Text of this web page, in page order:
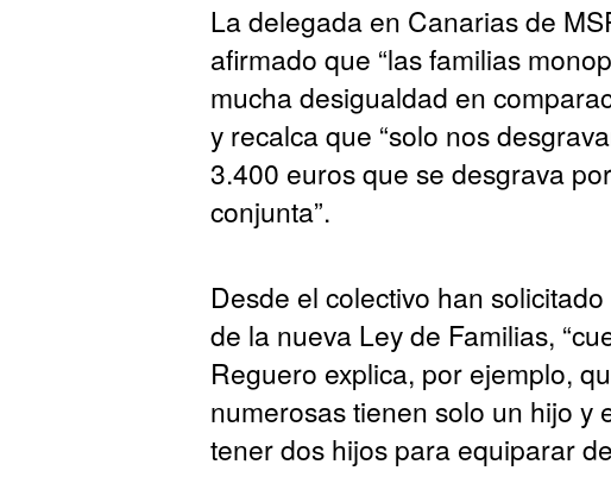
La delegada en Canarias de
afirmado que “las familias
mucha desigualdad en
y recalca que “solo nos
3.400 euros que se desgrava
conjunta”.
Desde el colectivo han
de la nueva Ley de Familias,
Reguero explica, por ejemplo,
numerosas tienen solo un hijo y
tener dos hijos para equiparar